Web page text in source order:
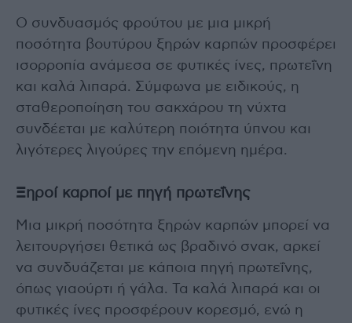
Ο συνδυασμός φρούτου με μια μικρή
ποσότητα βουτύρου ξηρών καρπών προσφέρει
ισορροπία ανάμεσα σε φυτικές ίνες, πρωτεΐνη
και καλά λιπαρά. Σύμφωνα με ειδικούς, η
σταθεροποίηση του σακχάρου τη νύχτα
συνδέεται με καλύτερη ποιότητα ύπνου και
λιγότερες λιγούρες την επόμενη ημέρα.
Ξηροί καρποί με πηγή πρωτεΐνης
Μια μικρή ποσότητα ξηρών καρπών μπορεί να
λειτουργήσει θετικά ως βραδινό σνακ, αρκεί
να συνδυάζεται με κάποια πηγή πρωτεΐνης,
όπως γιαούρτι ή γάλα. Τα καλά λιπαρά και οι
φυτικές ίνες προσφέρουν κορεσμό, ενώ η